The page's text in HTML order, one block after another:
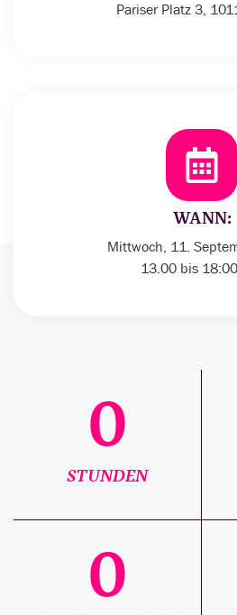
Pariser Platz 3,
WANN:
Mittwoch, 11.
13.00 bis
STUNDEN
0
0